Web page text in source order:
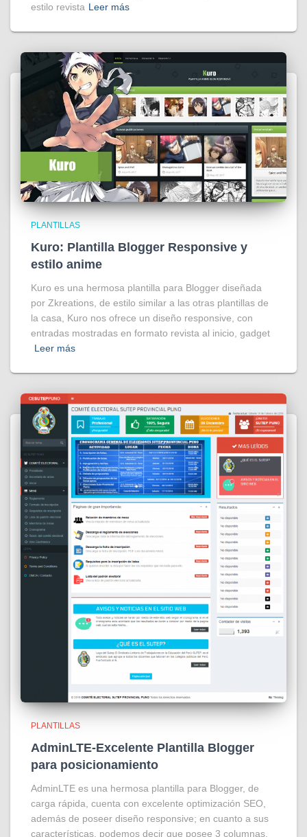
estilo revista Leer más
PLANTILLAS
Kuro: Plantilla Blogger Responsive y
estilo anime
Kuro es una hermosa plantilla para Blogger diseñada
por Zkreations, de estilo similar a las otras plantillas de
la casa, Kuro nos ofrece un diseño responsive, con
entradas mostradas en formato revista al inicio, gadget
Leer más
PLANTILLAS
AdminLTE-Excelente Plantilla Blogger
para posicionamiento
AdminLTE es una hermosa plantilla para Blogger, de
carga rápida, cuenta con excelente optimización SEO,
además de poseer diseño responsive; en cuanto a sus
características, podemos decir que posee 3 columnas,